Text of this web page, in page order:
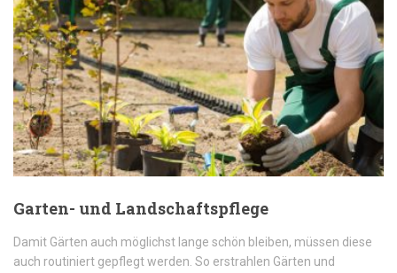
Garten- und Landschaftspflege
Damit Gärten auch möglichst lange schön bleiben, müssen diese
auch routiniert gepflegt werden. So erstrahlen Gärten und